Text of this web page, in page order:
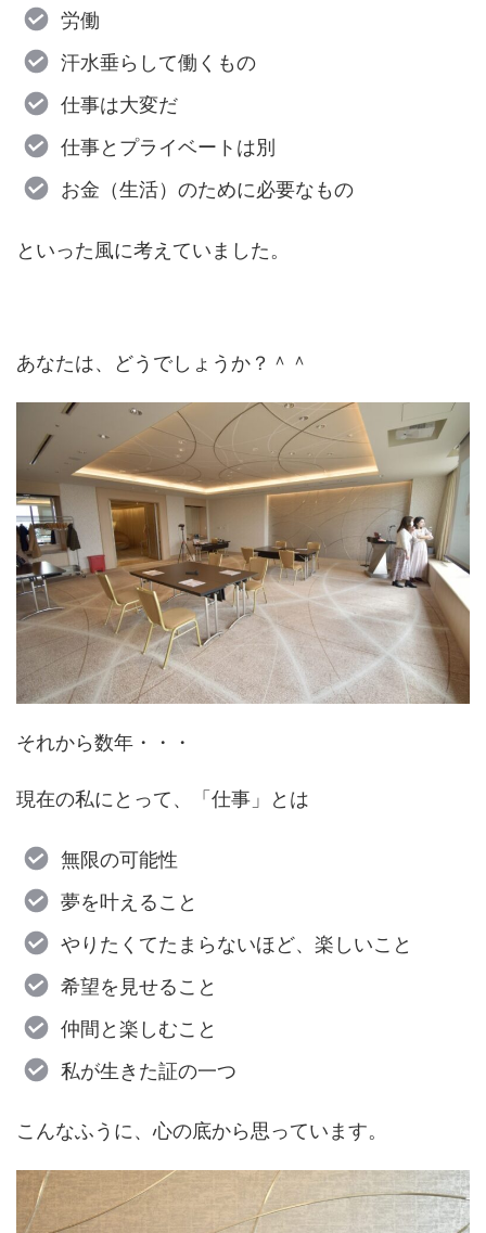
労働
汗水垂らして働くもの
仕事は大変だ
仕事とプライベートは別
お金（生活）のために必要なもの
といった風に考えていました。
あなたは、どうでしょうか？＾＾
それから数年・・・
現在の私にとって、「仕事」とは
無限の可能性
夢を叶えること
やりたくてたまらないほど、楽しいこと
希望を見せること
仲間と楽しむこと
私が生きた証の一つ
こんなふうに、心の底から思っています。